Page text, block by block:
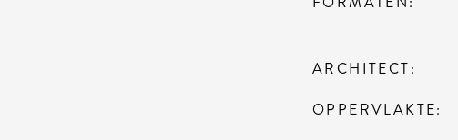
ARCHITECT
OPPERVLAKTE